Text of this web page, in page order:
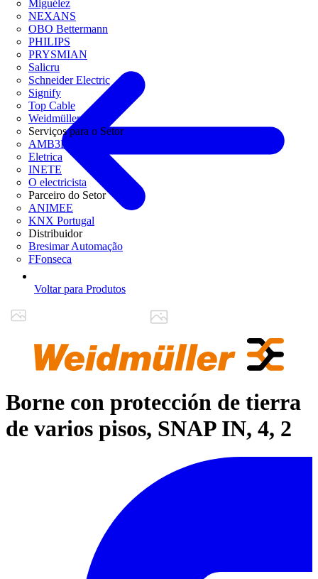
Miguélez
NEXANS
OBO Bettermann
PHILIPS
PRYSMIAN
Salicru
Schneider Electric
Signify
Top Cable
Weidmüller
Serviços para o Setor
AMB3E
Eletrica
INETE
O electricista
Parceiro do Setor
ANIMEE
KNX Portugal
Distribuidor
Bresimar Automação
FFonseca
Voltar para Produtos
Borne con protección de tierra
de varios pisos, SNAP IN, 4, 2